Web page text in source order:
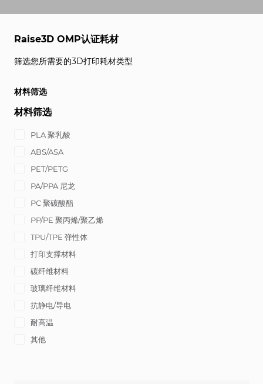
Raise3D OMP认证耗材
筛选您所需要的3D打印耗材类型
材料筛选
材料筛选
PLA 聚乳酸
ABS/ASA
PET/PETG
PA/PPA 尼龙
PC 聚碳酸酯
PP/PE 聚丙烯/聚乙烯
TPU/TPE 弹性体
打印支撑材料
碳纤维材料
玻璃纤维材料
抗静电/导电
耐高温
其他